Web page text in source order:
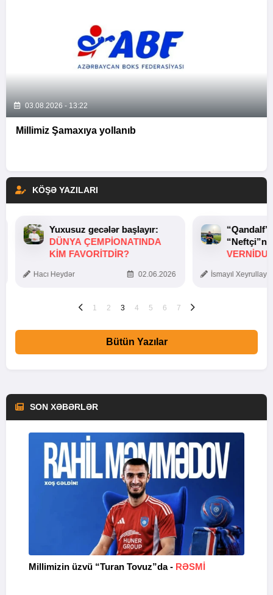
03.08.2026 - 13:22
Millimiz Şamaxıya yollanıb
KÖŞƏ YAZILARI
Yuxusuz gecələr başlayır:
DÜNYA ÇEMPIONATINDA
KIM FAVORITDIR?
Hacı Heydər 02.06.2026 İsmayıl
1 2 3 4 5 6 7
Bütün Yazılar
SON XƏBƏRLƏR
Millimizin üzvü “Turan Tovuz”da - RƏSMİ